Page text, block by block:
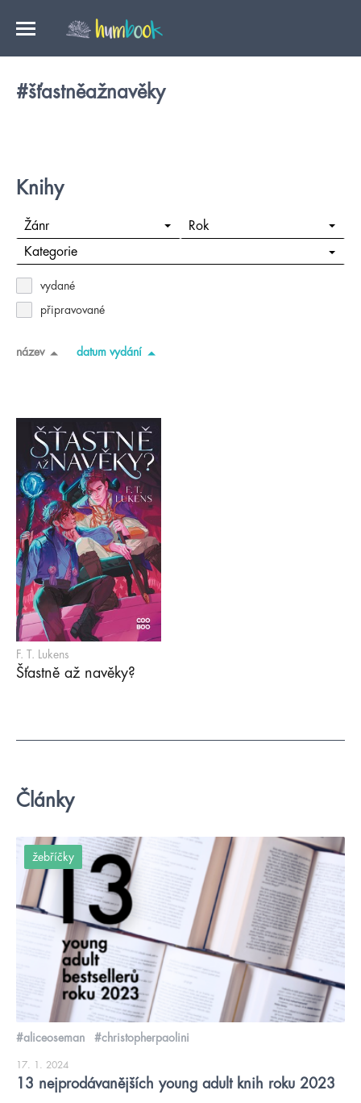
#šťastněažnavěky
Knihy
Žánr Rok
Kategorie
vydané
připravované
název datum vydání
F. T. Lukens
Šťastně až navěky?
Články
žebříčky
#aliceoseman #christopherpaolini
17. 1. 2024
13 nejprodávanějších young adult knih roku 2023